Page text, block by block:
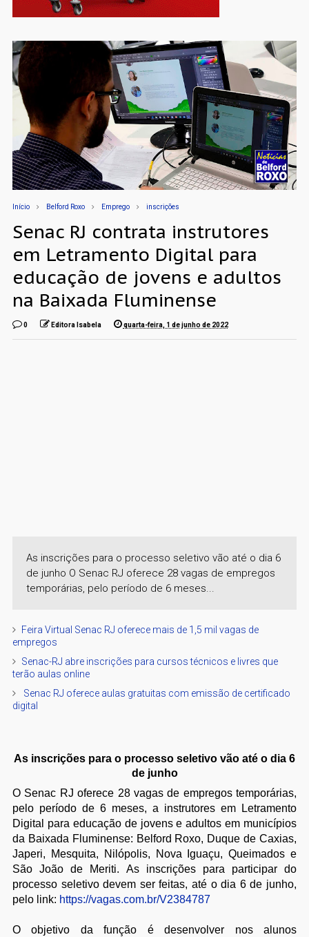
Início Belford Roxo Emprego inscrições
Senac RJ contrata instrutores
em Letramento Digital para
educação de jovens e adultos
na Baixada Fluminense
0 Editora Isabela quarta-feira, 1 de junho de 2022
As inscrições para o processo seletivo vão até o dia 6
de junho O Senac RJ oferece 28 vagas de empregos
temporárias, pelo período de 6 meses...
Feira Virtual Senac RJ oferece mais de 1,5 mil vagas de
empregos
Senac-RJ abre inscrições para cursos técnicos e livres que
terão aulas online
​ Senac RJ oferece aulas gratuitas com emissão de certificado
digital
As inscrições para o processo seletivo vão até o dia 6
de junho
O Senac RJ oferece 28 vagas de empregos temporárias,
pelo período de 6 meses, a instrutores em Letramento
Digital para educação de jovens e adultos em municípios
da Baixada Fluminense: Belford Roxo, Duque de Caxias,
Japeri, Mesquita, Nilópolis, Nova Iguaçu, Queimados e
São João de Meriti. As inscrições para participar do
processo seletivo devem ser feitas, até o dia 6 de junho,
pelo link: https://vagas.com.br/V2384787
O objetivo da função é desenvolver nos alunos